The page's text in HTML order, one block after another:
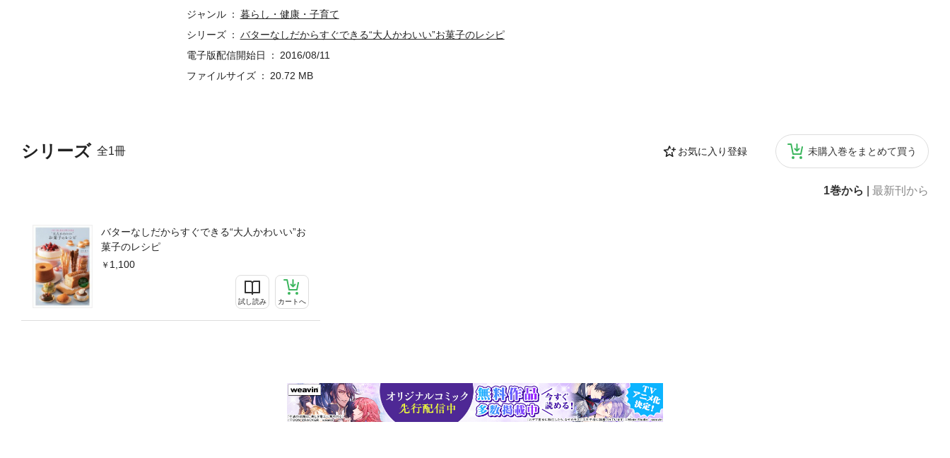
シリーズ 全1冊 お気に入り登録 未購入巻をまとめて買う
1巻から 最新刊から
バターなしだからすぐできる“大人かわいい”お
菓子のレシピ
1,100
試し読み カートへ
キ、カリッとしたクッキー、シュー・ア・ラ・クレーム、そしてケイクサレやキッシュといった塩味のお菓子、冷た
いお菓子まで、30分～1時間で作れるものを中心に71品を収録しました。中には、5～10分の作業でオーブンに入れら
れる焼き菓子も。番外編として、時間をかけて作る特別なお菓子も2品紹介しています。気軽に作れて、ごく普通の日
ジャンル
暮らし・健康・子育て
シリーズ
バターなしだからすぐできる“大人かわいい”お菓子のレシピ
電子版配信開始日
2016/08/11
ファイルサイズ
20.72 MB